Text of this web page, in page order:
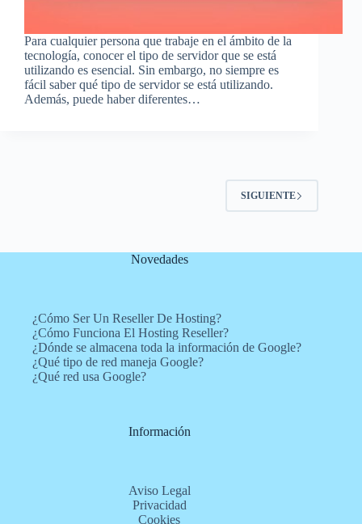
Para cualquier persona que trabaje en el ámbito de la
tecnología, conocer el tipo de servidor que se está
utilizando es esencial. Sin embargo, no siempre es
fácil saber qué tipo de servidor se está utilizando.
Además, puede haber diferentes…
SIGUIENTE
Novedades
¿Cómo Ser Un Reseller De Hosting?
¿Cómo Funciona El Hosting Reseller?
¿Dónde se almacena toda la información de Google?
¿Qué tipo de red maneja Google?
¿Qué red usa Google?
Información
Aviso Legal
Privacidad
Cookies